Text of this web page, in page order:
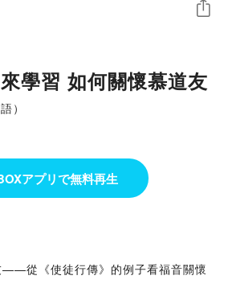
學習 如何關懷慕道友
）
シェア
アプリで無料再生
從《使徒行傳》的例子看福音關懷